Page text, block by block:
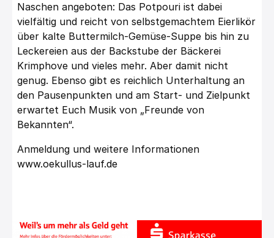
Naschen angeboten: Das Potpouri ist dabei
vielfältig und reicht von selbstgemachtem Eierlikör
über kalte Buttermilch-Gemüse-Suppe bis hin zu
Leckereien aus der Backstube der Bäckerei
Krimphove und vieles mehr. Aber damit nicht
genug. Ebenso gibt es reichlich Unterhaltung an
den Pausenpunkten und am Start- und Zielpunkt
erwartet Euch Musik von „Freunde von
Bekannten“.
Anmeldung und weitere Informationen
www.oekullus-lauf.de